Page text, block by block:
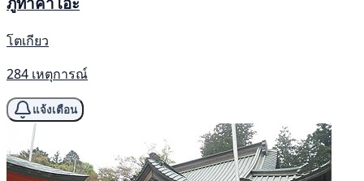
โตเกียว
284 เหตุการณ์
แจ้งเตือน